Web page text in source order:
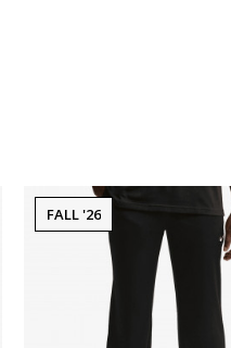
FALL '26